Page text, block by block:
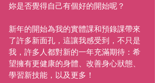
妳是否覺得自己有個好的開始呢？
新年的開始為我的實體課和預錄課帶來
了許多新面孔，這讓我感受到，不只是
我，許多人都對新的一年充滿期待：希
望擁有更健康的身體、改善身心狀態、
學習新技能，以及更多！